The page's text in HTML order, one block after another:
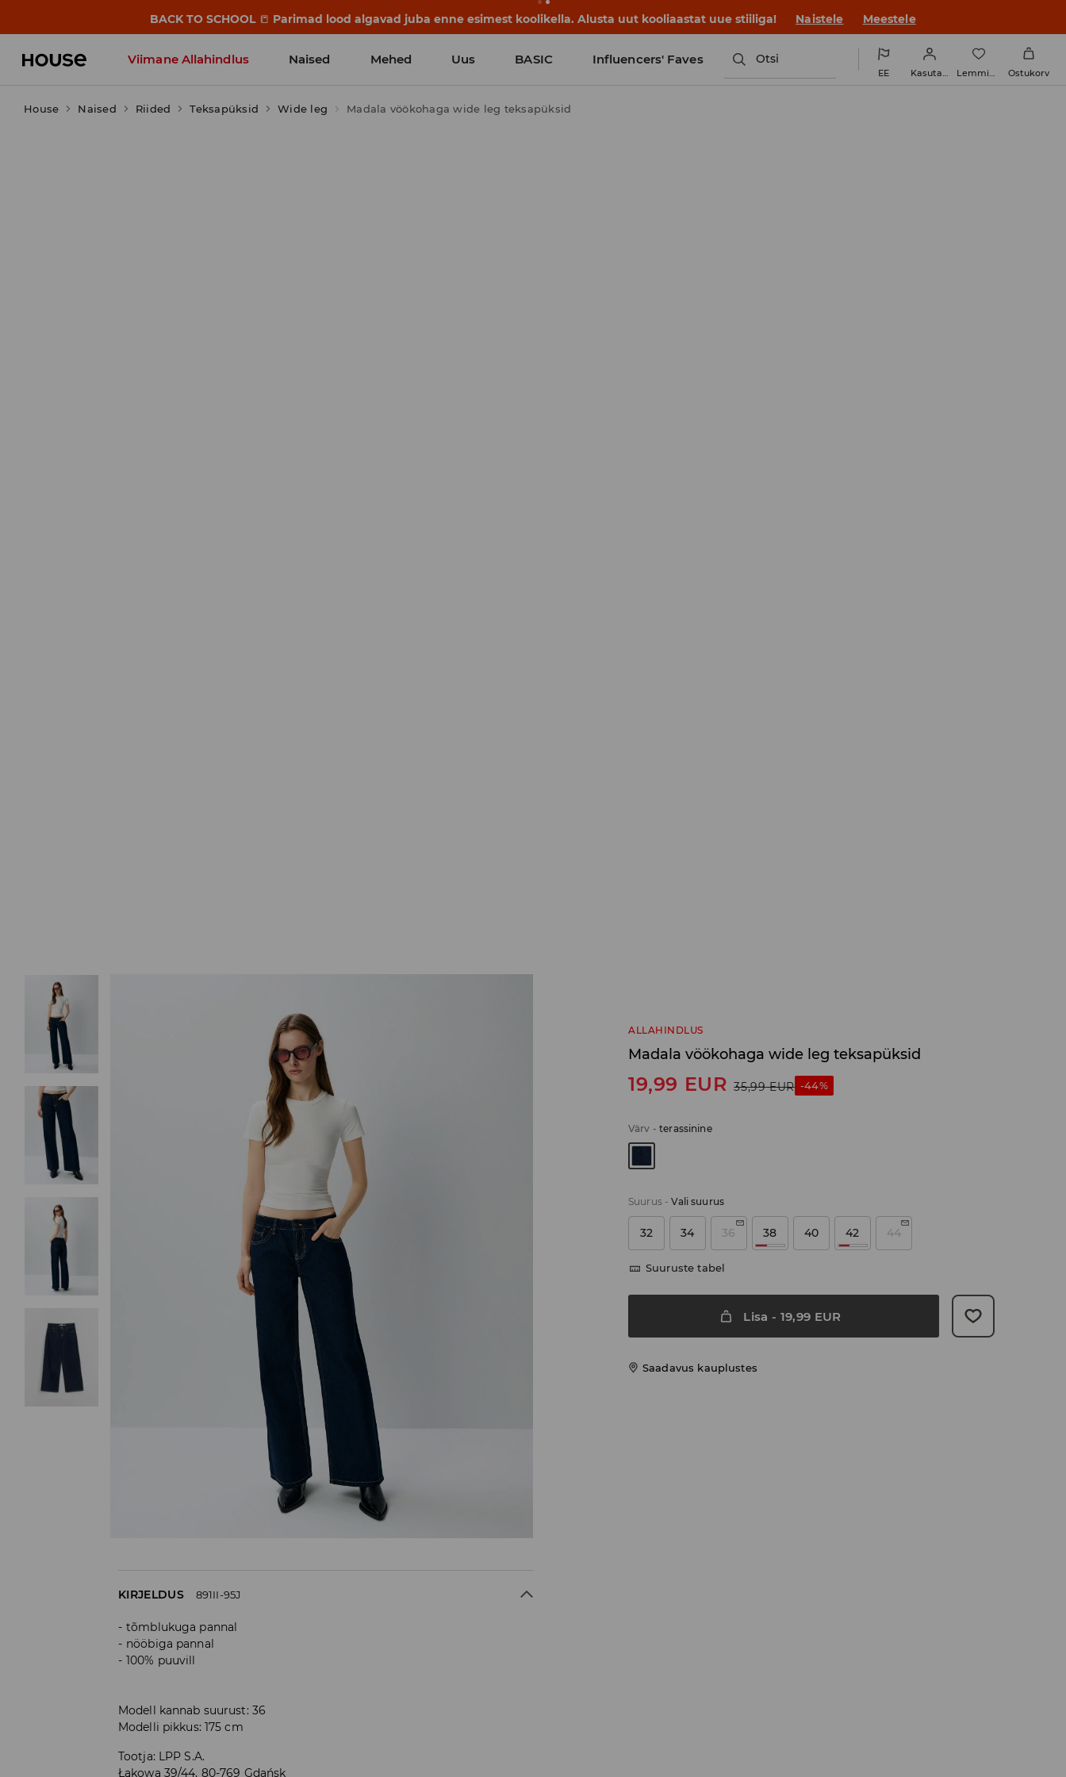
BACK TO SCHOOL 📒 Parimad lood algavad juba enne esimest koolikella. Alusta uut kooliaastat uue stiiliga! Naistele Meestele
Viimane Allahindlus Naised Mehed Uus BASIC Influencers' Faves Otsi
EE Kasutaja Lemmikud Ostukorv
House Naised Riided Teksapüksid Wide leg Madala vöökohaga wide leg teksapüksid
ALLAHINDLUS
Madala vöökohaga wide leg teksapüksid
19,99 EUR 35,99 EUR -44%
Värv -terassinine
Suurus-Vali suurus
32 34 36 38 40 42 44
Suuruste tabel
Lisa - 19,99 EUR
Saadavus kauplustes
KIRJELDUS 891II-95J
tõmblukuga pannal
nööbiga pannal
100% puuvill
Modell kannab suurust: 36
Modelli pikkus: 175 cm
Tootja: LPP S.A.
Łąkowa 39/44, 80-769 Gdańsk